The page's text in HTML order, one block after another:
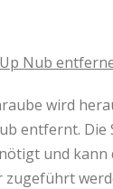
Nub
wird
entfernt. Die
und kann
zugeführt